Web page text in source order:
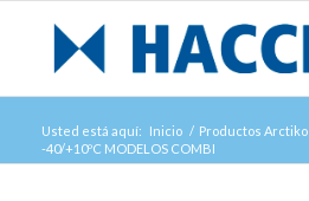
Usted está aquí: Inicio / Productos Arctiko
-40/+10ºC MODELOS COMBI